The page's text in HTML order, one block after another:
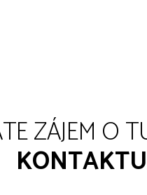
ZÁJEM O